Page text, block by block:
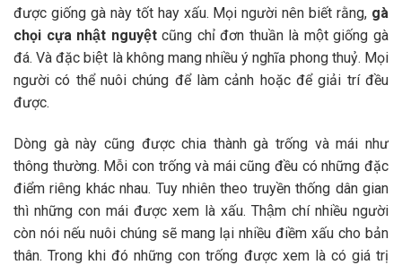
được giống gà này tốt hay xấu. Mọi người nên biết rằng, gà
chọi cựa nhật nguyệtcũng chỉ đơn thuần là một giống gà
đá. Và đặc biệt là không mang nhiều ý nghĩa phong thuỷ. Mọi
người có thể nuôi chúng để làm cảnh hoặc để giải trí đều
được.
Dòng gà này cũng được chia thành gà trống và mái như
thông thường. Mỗi con trống và mái cũng đều có những đặc
điểm riêng khác nhau. Tuy nhiên theo truyền thống dân gian
thì những con mái được xem là xấu. Thậm chí nhiều người
còn nói nếu nuôi chúng sẽ mang lại nhiều điềm xấu cho bản
thân. Trong khi đó những con trống được xem là có giá trị